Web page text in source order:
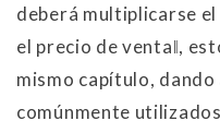
deberá multiplicarse
el precio de venta‖,
mismo capítulo,
comúnmente